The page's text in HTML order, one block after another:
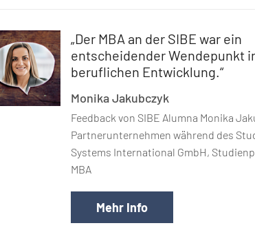
„Der MBA an der SIBE war ein
entscheidender Wendepunkt
beruflichen Entwicklung.“
Monika Jakubczyk
Feedback von SIBE Alumna Monika
Partnerunternehmen während des
Systems International GmbH,
MBA
Mehr Info